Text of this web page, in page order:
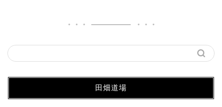
田畑道場